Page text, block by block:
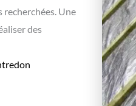
Une
des